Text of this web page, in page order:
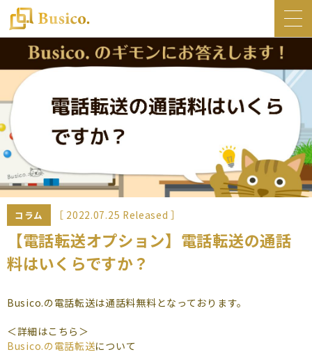
トップ
Busico.について
オフィス
Busico.銀座
料金・サービス
お知らせ
NEWS
コラム
コラム ［ 2022.07.25 Released ］
【電話転送オプション】電話転送の通話
料はいくらですか？
Busico.の電話転送は通話料無料となっております。
＜詳細はこちら＞
Busico.の電話転送について